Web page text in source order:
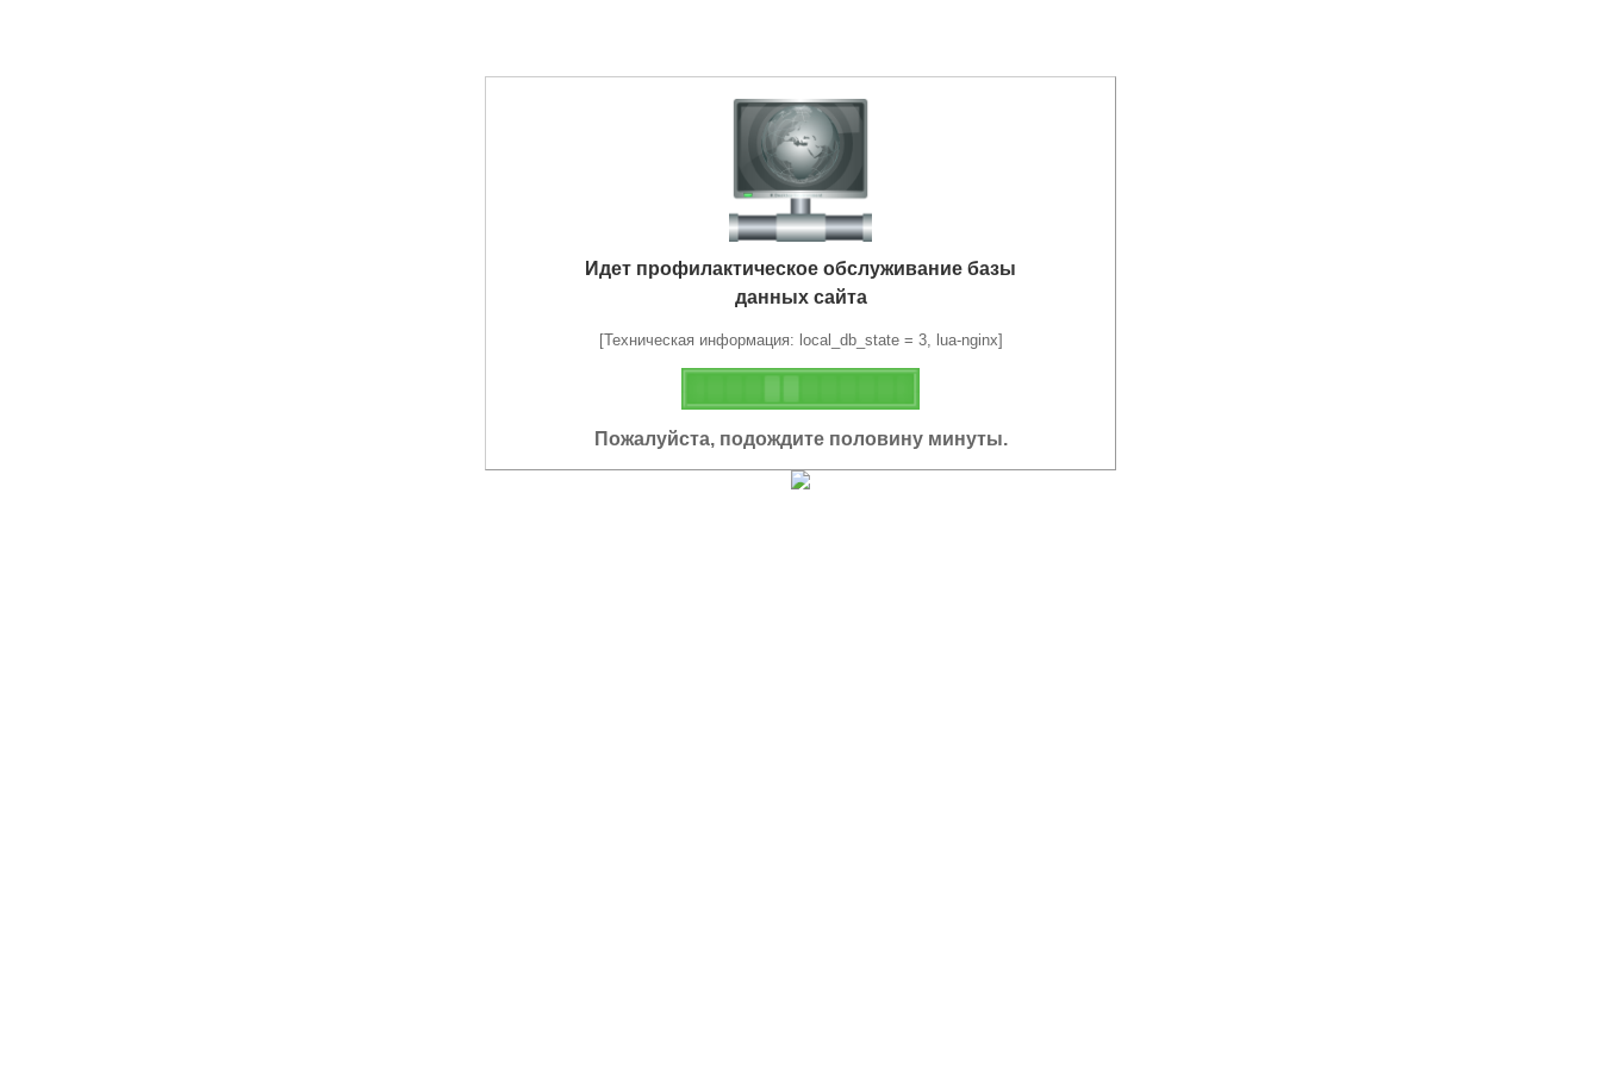
Идет профилактическое обслуживание базы
данных сайта
[Техническая информация: local_db_state = 3, lua-nginx]
Пожалуйста, подождите половину минуты.